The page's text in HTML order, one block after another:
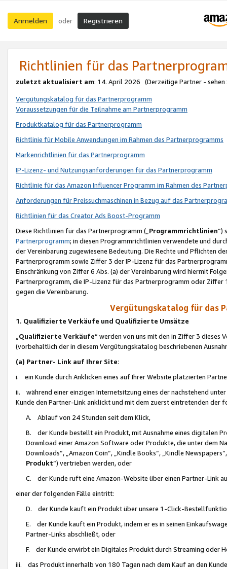
Anmelden oder Registrieren
Richtlinien für das
zuletzt aktualisiert am: 14. April 2026 (Derzeitige Partner - sehen
Vergütungskatalog für das Partnerprogramm
Voraussetzungen für die Teilnahme am Partnerprogramm
Produktkatalog für das Partnerprogramm
Richtlinie für Mobile Anwendungen im Rahmen des Partnerprogramms
Markenrichtlinien für das Partnerprogramm
IP-Lizenz- und Nutzungsanforderungen für das Partnerprogramm
Richtlinie für das Amazon Influencer Programm im Rahmen des
Anforderungen für Preissuchmaschinen in Bezug auf das
Richtlinien für das Creator Ads Boost-Programm
Diese Richtlinien für das Partnerprogramm („Programmrichtlinien“)
Partnerprogramm; in diesen Programmrichtlinien verwendete und
der Vereinbarung zugewiesene Bedeutung. Die Rechte und Pflichten
Partnerprogramm sowie Ziffer 3 der IP-Lizenz für das
Einschränkung von Ziffer 6 Abs. (a) der Vereinbarung wird hiermit
Partnerprogramm, die IP-Lizenz für das Partnerprogramm oder
gegen die Vereinbarung.
Vergütungskatalog für das
1. Qualifizierte Verkäufe und Qualifizierte Umsätze
Qualifizierte Verkäufe“ werden von uns mit den in Ziffer 3
(vorbehaltlich der in diesem Vergütungskatalog beschriebenen
(a) Partner- Link auf Ihrer Site:
i. ein Kunde durch Anklicken eines auf Ihrer Website platzierten
ii. während einer einzigen Internetsitzung eines der nachstehend
Kunde den Partner-Link anklickt und mit dem zuerst eintretenden der
A. Ablauf von 24 Stunden seit dem Klick,
B. der Kunde bestellt ein Produkt, mit Ausnahme eines digitalen
Download einer Amazon Software oder Produkte, die unter dem
Downloads“, „Amazon Coin“, „Kindle Books“, „Kindle
Produkt“) vertrieben werden, oder
C. der Kunde ruft eine Amazon-Website über einen Partner-Link
einer der folgenden Fälle eintritt:
D. der Kunde kauft ein Produkt über unsere 1-Click-
E. der Kunde kauft ein Produkt, indem er es in seinen
Partner-Links abschließt, oder
F. der Kunde erwirbt ein Digitales Produkt durch Streaming oder
iii. das Produkt innerhalb von 180 Tagen nach dem Kauf an den